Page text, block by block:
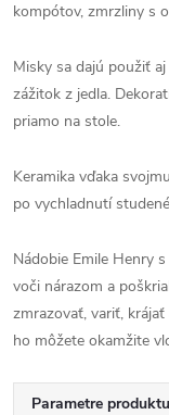
kompótov, zmrzliny s
Misky sa dajú použiť
zážitok z jedla.
priamo na stole.
Keramika vďaka
po vychladnutí
Nádobie Emile Henry
voči nárazom a
zmrazovať, variť,
ho môžete okamžite
Parametre produktu